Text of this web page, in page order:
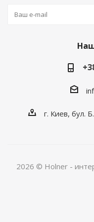
г. Киев, бул.
2026 © Holner -